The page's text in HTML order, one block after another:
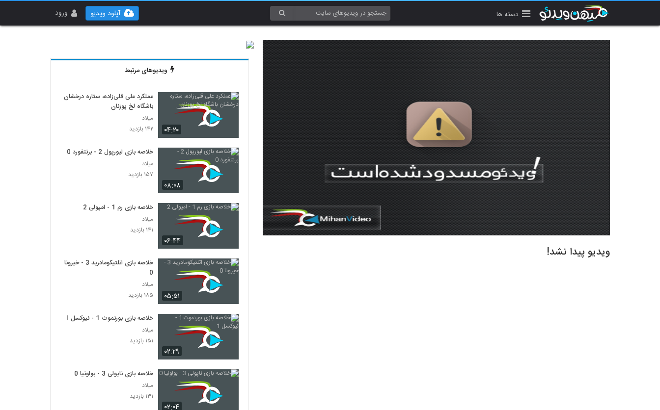
دسته ها ورود آپلود ویدیو
ویدیو پیدا نشد!
ویدیوهای مرتبط
۰۴:۲۰
عملکرد علی قلی‌زاده، ستاره درخشان
باشگاه لخ پوزنان
میلاد
۱۴۲ بازدید
۰۸:۰۸
خلاصه بازی لیورپول 2 - برنتفورد 0
میلاد
۱۵۷ بازدید
۰۶:۴۴
خلاصه بازی رم 1 - امپولی 2
میلاد
۱۴۱ بازدید
۰۵:۵۱
خلاصه بازی اتلتیکومادرید 3 - خیرونا
0
میلاد
۱۸۵ بازدید
۰۲:۲۹
خلاصه بازی بورنموث 1 - نیوکسل 1
میلاد
۱۵۱ بازدید
۰۲:۰۴
خلاصه بازی ناپولی 3 - بولونیا 0
میلاد
۱۳۱ بازدید